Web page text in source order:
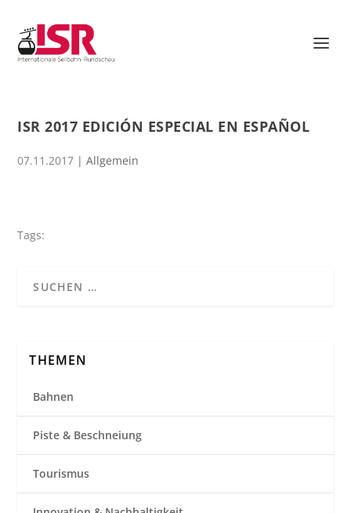
ISR 2017 EDICIÓN ESPECIAL EN ESPAÑOL
07.11.2017 | Allgemein
Tags:
THEMEN
Bahnen
Piste & Beschneiung
Tourismus